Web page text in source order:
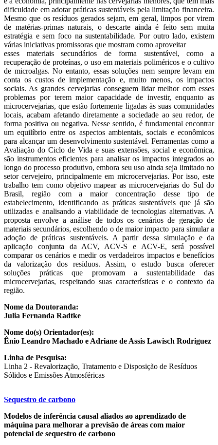
dificuldade em adotar práticas sustentáveis pela limitação financeira.
Mesmo que os resíduos gerados sejam, em geral, limpos por virem
de matérias-primas naturais, o descarte ainda é feito sem muita
estratégia e sem foco na sustentabilidade. Por outro lado, existem
várias iniciativas promissoras que mostram como aproveitar
esses materiais secundários de forma sustentável, como a
recuperação de proteínas, o uso em materiais poliméricos e o cultivo
de microalgas. No entanto, essas soluções nem sempre levam em
conta os custos de implementação e, muito menos, os impactos
sociais. As grandes cervejarias conseguem lidar melhor com esses
problemas por terem maior capacidade de investir, enquanto as
microcervejarias, que estão fortemente ligadas às suas comunidades
locais, acabam afetando diretamente a sociedade ao seu redor, de
forma positiva ou negativa. Nesse sentido, é fundamental encontrar
um equilíbrio entre os aspectos ambientais, sociais e econômicos
para alcançar um desenvolvimento sustentável. Ferramentas como a
Avaliação do Ciclo de Vida e suas extensões, social e econômica,
são instrumentos eficientes para analisar os impactos integrados ao
longo do processo produtivo, embora seu uso ainda seja limitado no
setor cervejeiro, principalmente em microcervejarias. Por isso, este
trabalho tem como objetivo mapear as microcervejarias do Sul do
Brasil, região com a maior concentração desse tipo de
estabelecimento, identificando as práticas sustentáveis que já são
utilizadas e analisando a viabilidade de tecnologias alternativas. A
proposta envolve a análise de todos os cenários de geração de
materiais secundários, escolhendo o de maior impacto para simular a
adoção de práticas sustentáveis. A partir dessa simulação e da
aplicação conjunta da ACV, ACV-S e ACV-E, será possível
comparar os cenários e medir os verdadeiros impactos e benefícios
da valorização dos resíduos. Assim, o estudo busca oferecer
soluções práticas que promovam a sustentabilidade das
microcervejarias, respeitando suas características e o contexto da
região.
Nome da Doutoranda:
Julia Fernanda Radtke
Nome do(s) Orientador(es):
Ênio Leandro Machado e Adriane de Assis Lawisch Rodriguez
Linha de Pesquisa:
Linha 2 - Revalorização, Tratamento e Disposição de Resíduos
Sólidos e Emissões Atmosféricas
Sequestro de carbono
Modelos de inferência causal aliados ao aprendizado de
máquina para melhorar a previsão de áreas com maior
potencial de sequestro de carbono